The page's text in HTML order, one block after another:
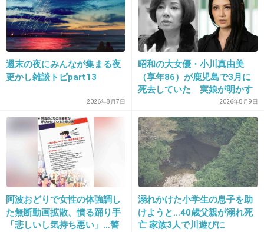
TOKIOのみんな年を重ねている
出典：up.gc-img.net
+85 -1
週末の夜にみんなが集まる夜
更かし雑談トピpart13
2026年8月7日
昭和の大女優・小川真由美
（享年86）が鹿児島で3月に
死去していた 実娘が明かす
「毒母」の素顔と空白の晩年
2026年8月9日
阿波おどりで女性の体強調し
た無断動画拡散、憤る踊り手
「悲しいし気持ち悪い」…警
溺れかけた小学生の息子を助
けようと…40歳父親が溺れ死
亡 家族3人で川遊びに